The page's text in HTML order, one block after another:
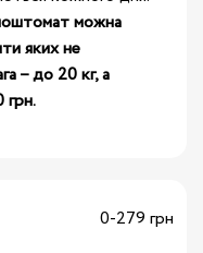
можна
яких не
– до 20 кг, а
грн.
0-279 грн